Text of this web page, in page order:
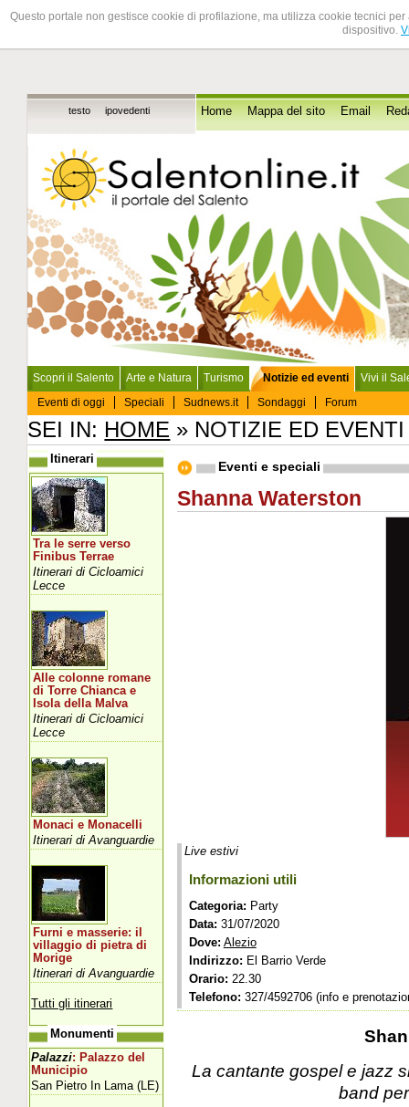
Questo portale non gestisce cookie di profilazione, ma utilizza cookie tecnici
dispositivo.
testo ipovedenti Home Mappa del sito Email
Scopri il Salento Arte e Natura Turismo
Notizie ed eventi
Eventi di oggi
Speciali Sudnews.it Sondaggi Forum
Vivi il
SEI IN: HOME » NOTIZIE ED
Eventi e speciali
Shanna Waterston
Live estivi
Informazioni utili
Categoria: Party
Data: 31/07/2020
Dove: Alezio
Indirizzo: El Barrio Verde
Orario: 22.30
Telefono: 327/4592706 (info e
La cantante gospel e jazz
band
Itinerari
Tra le serre verso
Finibus Terrae
Itinerari di Cicloamici
Lecce
Alle colonne romane
di Torre Chianca e
Isola della Malva
Itinerari di Cicloamici
Lecce
Monaci e Monacelli
Itinerari di Avanguardie
Furni e masserie: il
villaggio di pietra di
Morige
Itinerari di Avanguardie
Tutti gli itinerari
Monumenti
Palazzi: Palazzo del
Municipio
San Pietro In Lama (LE)